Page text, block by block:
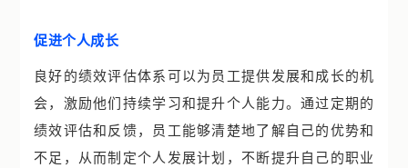
促进个人成长
良好的绩效评估体系可以为员工提供发展和成长的机
会，激励他们持续学习和提升个人能力。通过定期的
绩效评估和反馈，员工能够清楚地了解自己的优势和
不足，从而制定个人发展计划，不断提升自己的职业